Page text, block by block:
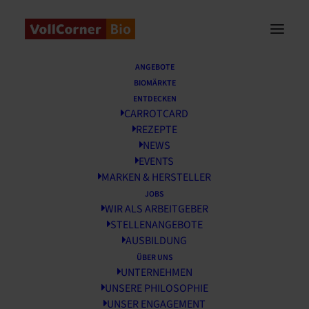
ANGEBOTE
BIOMÄRKTE
ENTDECKEN
CARROTCARD
REZEPTE
NEWS
EVENTS
MARKEN & HERSTELLER
JOBS
WIR ALS ARBEITGEBER
STELLENANGEBOTE
AUSBILDUNG
ÜBER UNS
UNTERNEHMEN
UNSERE PHILOSOPHIE
UNSER ENGAGEMENT
VollCorner Grillfest in Allach
VollCorner Grillfest in